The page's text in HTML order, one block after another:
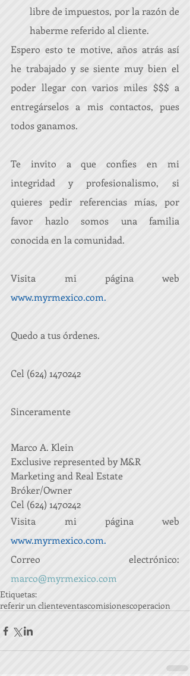
libre de impuestos, por la razón de
haberme referido al cliente.
Espero esto te motive, años atrás así
he trabajado y se siente muy bien el
poder llegar con varios miles $$$ a
entregárselos a mis contactos, pues
todos ganamos.
Te invito a que confíes en mi
integridad y profesionalismo, si
quieres pedir referencias mías, por
favor hazlo somos una familia
conocida en la comunidad.
www.myrmexico.com.
Quedo a tus órdenes.
Cel (624) 1470242
Sinceramente
Marco A. Klein
Exclusive represented by M&R
Marketing and Real Estate
Bróker/Owner
Cel (624) 1470242
www.myrmexico.com.
marco@myrmexico.com
Etiquetas:
referir un clienteventascomisionescoperacion